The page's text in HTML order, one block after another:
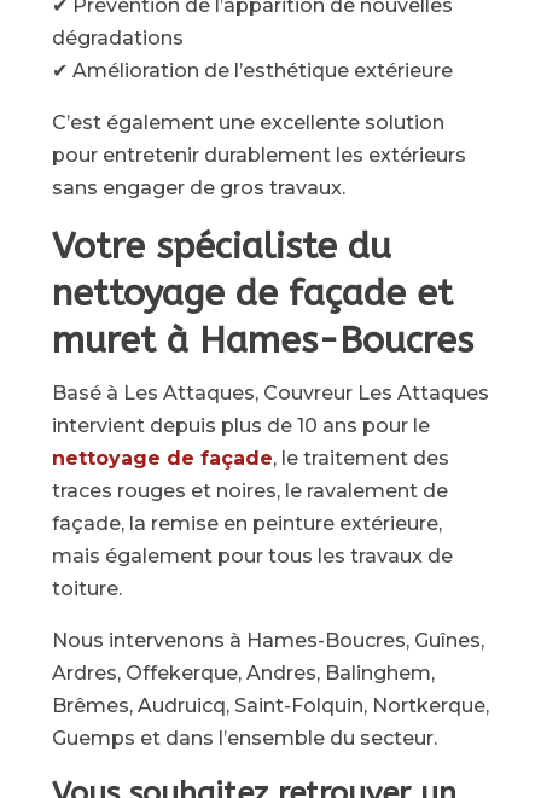
✔ Prévention de l’apparition de nouvelles
dégradations
✔ Amélioration de l’esthétique extérieure
C’est également une excellente solution
pour entretenir durablement les extérieurs
sans engager de gros travaux.
Votre spécialiste du
nettoyage de façade et
muret à Hames-Boucres
Basé à Les Attaques, Couvreur Les Attaques
intervient depuis plus de 10 ans pour le
nettoyage de façade, le traitement des
traces rouges et noires, le ravalement de
façade, la remise en peinture extérieure,
mais également pour tous les travaux de
toiture.
Nous intervenons à Hames-Boucres, Guînes,
Ardres, Offekerque, Andres, Balinghem,
Brêmes, Audruicq, Saint-Folquin, Nortkerque,
Guemps et dans l’ensemble du secteur.